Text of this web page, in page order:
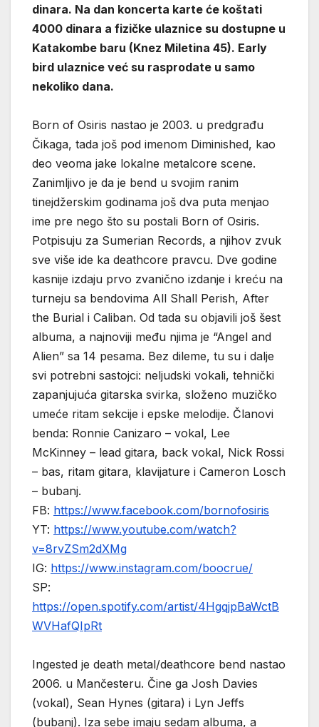
dinara. Na dan koncerta karte će koštati
4000 dinara a fizičke ulaznice su dostupne u
Katakombe baru (Knez Miletina 45). Early
bird ulaznice već su rasprodate u samo
nekoliko dana.
Born of Osiris nastao je 2003. u predgrađu
Čikaga, tada još pod imenom Diminished, kao
deo veoma jake lokalne metalcore scene.
Zanimljivo je da je bend u svojim ranim
tinejdžerskim godinama još dva puta menjao
ime pre nego što su postali Born of Osiris.
Potpisuju za Sumerian Records, a njihov zvuk
sve više ide ka deathcore pravcu. Dve godine
kasnije izdaju prvo zvanično izdanje i kreću na
turneju sa bendovima All Shall Perish, After
the Burial i Caliban. Od tada su objavili još šest
albuma, a najnoviji među njima je “Angel and
Alien” sa 14 pesama. Bez dileme, tu su i dalje
svi potrebni sastojci: neljudski vokali, tehnički
zapanjujuća gitarska svirka, složeno muzičko
umeće ritam sekcije i epske melodije. Članovi
benda: Ronnie Canizaro – vokal, Lee
McKinney – lead gitara, back vokal, Nick Rossi
– bas, ritam gitara, klavijature i Cameron Losch
– bubanj.
FB: https://www.facebook.com/bornofosiris
YT: https://www.youtube.com/watch?
v=8rvZSm2dXMg
IG: https://www.instagram.com/boocrue/
SP:
https://open.spotify.com/artist/4HgqjpBaWctB
WVHafQIpRt
Ingested je death metal/deathcore bend nastao
2006. u Mančesteru. Čine ga Josh Davies
(vokal), Sean Hynes (gitara) i Lyn Jeffs
(bubanj). Iza sebe imaju sedam albuma, a